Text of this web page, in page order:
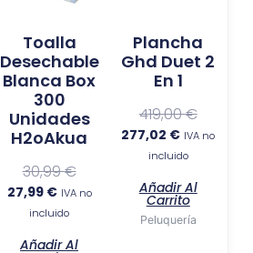
Toalla
Desechable
Blanca Box
300
Unidades
H2oAkua
30,99€
27,99 € IVA no
incluido
Añadir Al
Plancha
Ghd Duet 2
En 1
419,00€
277,02 € IVA no
incluido
Añadir Al
Carrito
Peluquería